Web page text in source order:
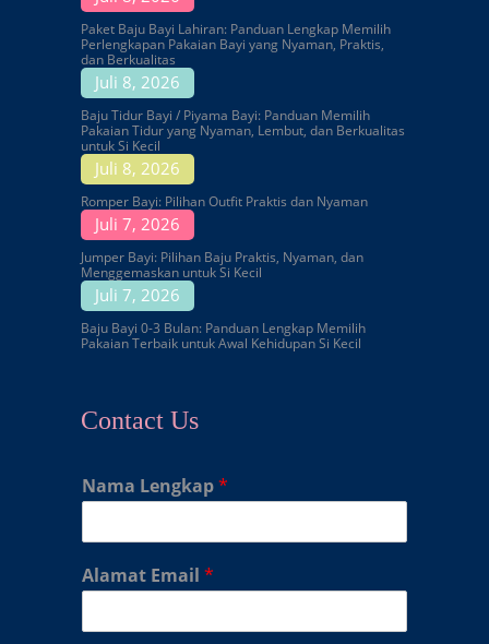
Paket Baju Bayi Lahiran: Panduan Lengkap Memilih
Perlengkapan Pakaian Bayi yang Nyaman, Praktis,
dan Berkualitas
Juli 8, 2026
Baju Tidur Bayi / Piyama Bayi: Panduan Memilih
Pakaian Tidur yang Nyaman, Lembut, dan Berkualitas
untuk Si Kecil
Juli 8, 2026
Romper Bayi: Pilihan Outfit Praktis dan Nyaman
Juli 7, 2026
Jumper Bayi: Pilihan Baju Praktis, Nyaman, dan
Menggemaskan untuk Si Kecil
Juli 7, 2026
Baju Bayi 0-3 Bulan: Panduan Lengkap Memilih
Pakaian Terbaik untuk Awal Kehidupan Si Kecil
Contact Us
Nama Lengkap*
Alamat Email *